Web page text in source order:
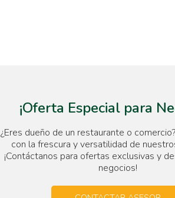
¡Oferta Especial para
¿Eres dueño de un restaurante o
con la frescura y versatilidad de
¡Contáctanos para ofertas exclusivas y
negocios!